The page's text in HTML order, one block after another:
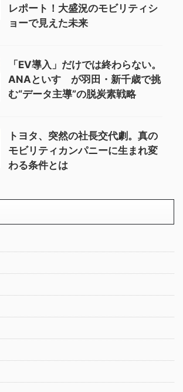
レポート！大盛況のモビリティシ
ョーで見えた未来
「EV導入」だけでは終わらない。
ANAといすゞが羽田・新千歳で挑
む“データ主導”の脱炭素戦略
トヨタ、突然の社長交代劇。真の
モビリティカンパニーに生まれ変
わる条件とは